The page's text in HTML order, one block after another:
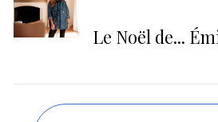
Le Noël de...